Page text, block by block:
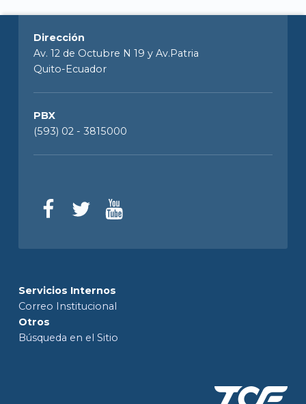
Dirección
Av. 12 de Octubre N 19 y Av.Patria
Quito-Ecuador
PBX
(593) 02 - 3815000
Servicios Internos
Correo Institucional
Otros
Búsqueda en el Sitio